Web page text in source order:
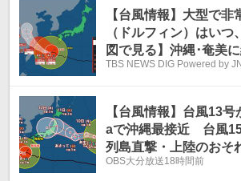
【台風情報】大型で
（ドルフィン）はい
図で見る】沖縄･奄美
のおそれも 台風15号
TBS NEWS DIG Powered by
【台風情報】台風13
aで沖縄最接近 台風
列島直撃・上陸のお
つの“台風のたまご”【
OBS大分放送18時間前